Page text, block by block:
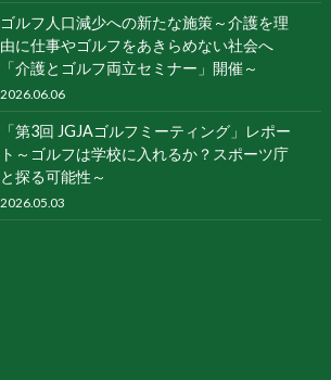
ゴルフ人口減少への新たな施策～介護を理
由に仕事やゴルフをあきらめない社会へ
「介護とゴルフ両立セミナー」開催～
2026.06.06
「第3回 JGJAゴルフミーティング」レポー
ト～ゴルフは学校に入れるか？スポーツ庁
と探る可能性～
2026.05.03